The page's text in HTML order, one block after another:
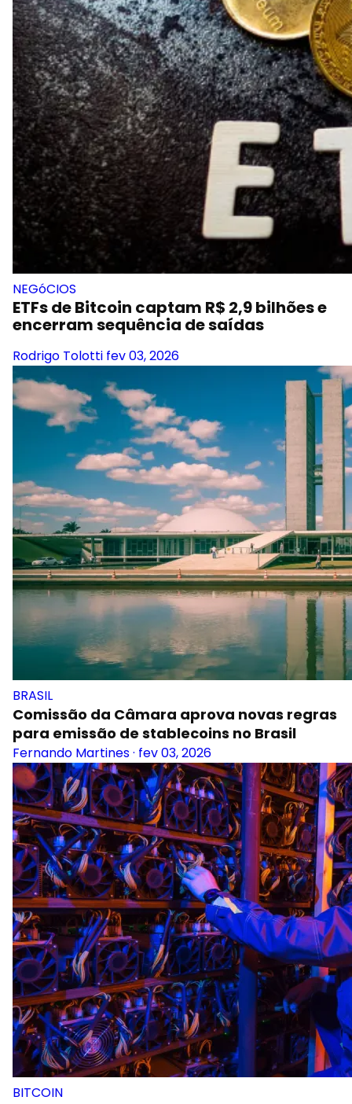
NEGóCIOS
ETFs de Bitcoin captam R$ 2,9 bilhões e
encerram sequência de saídas
Rodrigo Tolotti fev 03, 2026
BRASIL
Comissão da Câmara aprova novas regras
para emissão de stablecoins no Brasil
Fernando Martines· fev 03, 2026
BITCOIN